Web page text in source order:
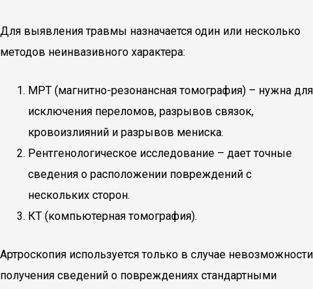
Для выявления травмы назначается один или несколько
методов неинвазивного характера:
МРТ (магнитно-резонансная томография) – нужна для
исключения переломов, разрывов связок,
кровоизлияний и разрывов мениска.
Рентгенологическое исследование – дает точные
сведения о расположении повреждений с
нескольких сторон.
КТ (компьютерная томография).
Артроскопия используется только в случае невозможности
получения сведений о повреждениях стандартными